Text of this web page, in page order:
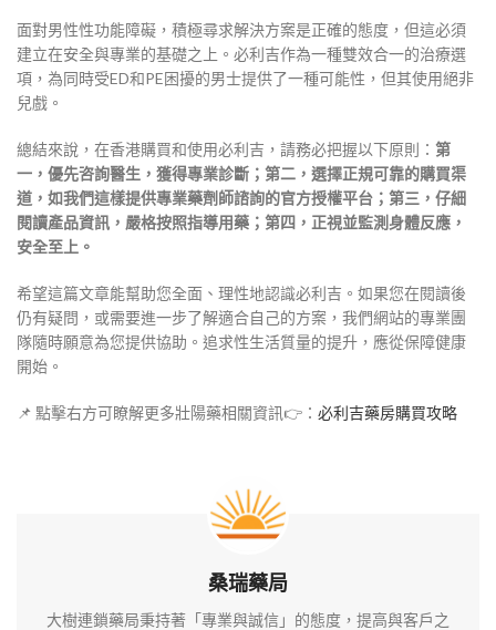
面對男性性功能障礙，積極尋求解決方案是正確的態度，但這必須
建立在安全與專業的基礎之上。必利吉作為一種雙效合一的治療選
項，為同時受ED和PE困擾的男士提供了一種可能性，但其使用絕非
兒戲。
總結來說，在香港購買和使用必利吉，請務必把握以下原則： 第
一，優先咨詢醫生，獲得專業診斷；第二，選擇正規可靠的購買渠
道，如我們這樣提供專業藥劑師諮詢的官方授權平台；第三，仔細
閱讀產品資訊，嚴格按照指導用藥；第四，正視並監測身體反應，
安全至上。
希望這篇文章能幫助您全面、理性地認識必利吉。如果您在閱讀後
仍有疑問，或需要進一步了解適合自己的方案，我們網站的專業團
隊隨時願意為您提供協助。追求性生活質量的提升，應從保障健康
開始。
📌 點擊右方可瞭解更多壯陽藥相關資訊👉： 必利吉藥房購買攻略
桑瑞藥局
大樹連鎖藥局秉持著「專業與誠信」的態度，提高與客戶之